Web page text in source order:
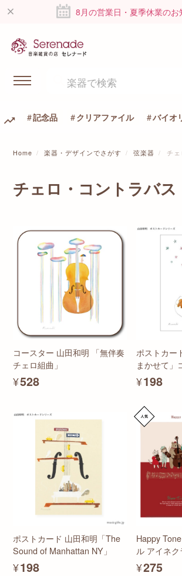
8月の営業日・夏季休業の
記念品 クリアファイル バイオ
Home 楽器・デザインでさがす 弦楽器 チ
チェロ・コントラバス
コースター 山田和明 「無伴奏
チェロ組曲」
¥528
ポストカー
まかせて」
¥198
ポストカード 山田和明「The
Sound of Manhattan NY」
¥198
Happy
ル アイネ
¥275